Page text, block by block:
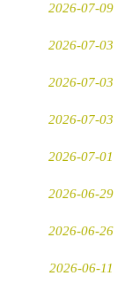
2026-07-09
2026-07-03
2026-07-03
2026-07-03
2026-07-01
2026-06-29
2026-06-26
2026-06-11